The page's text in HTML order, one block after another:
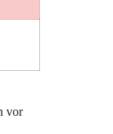
vor